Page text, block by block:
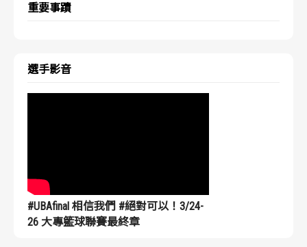
重要事蹟
選手影音
#UBAfinal 相信我們 #絕對可以！3/24-
26 大專籃球聯賽最終章